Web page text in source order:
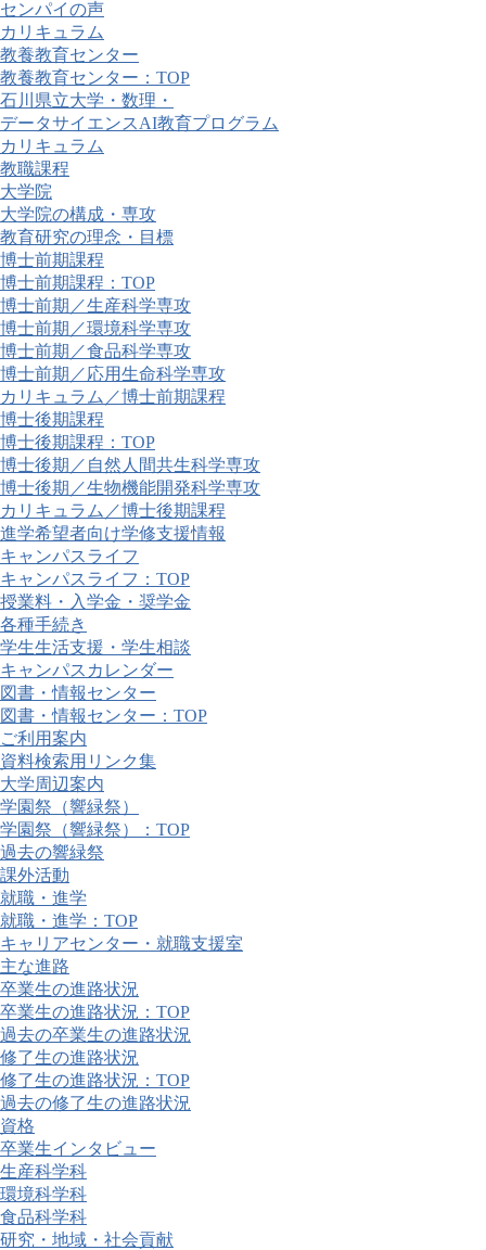
センパイの声
カリキュラム
教養教育センター
教養教育センター：TOP
石川県立大学・数理・
データサイエンスAI教育プログラム
カリキュラム
教職課程
大学院
大学院の構成・専攻
教育研究の理念・目標
博士前期課程
博士前期課程：TOP
博士前期／生産科学専攻
博士前期／環境科学専攻
博士前期／食品科学専攻
博士前期／応用生命科学専攻
カリキュラム／博士前期課程
博士後期課程
博士後期課程：TOP
博士後期／自然人間共生科学専攻
博士後期／生物機能開発科学専攻
カリキュラム／博士後期課程
進学希望者向け学修支援情報
キャンパスライフ
キャンパスライフ：TOP
授業料・入学金・奨学金
各種手続き
学生生活支援・学生相談
キャンパスカレンダー
図書・情報センター
図書・情報センター：TOP
ご利用案内
資料検索用リンク集
大学周辺案内
学園祭（響緑祭）
学園祭（響緑祭）：TOP
過去の響緑祭
課外活動
就職・進学
就職・進学：TOP
キャリアセンター・就職支援室
主な進路
卒業生の進路状況
卒業生の進路状況：TOP
過去の卒業生の進路状況
修了生の進路状況
修了生の進路状況：TOP
過去の修了生の進路状況
資格
卒業生インタビュー
生産科学科
環境科学科
食品科学科
研究・地域・社会貢献